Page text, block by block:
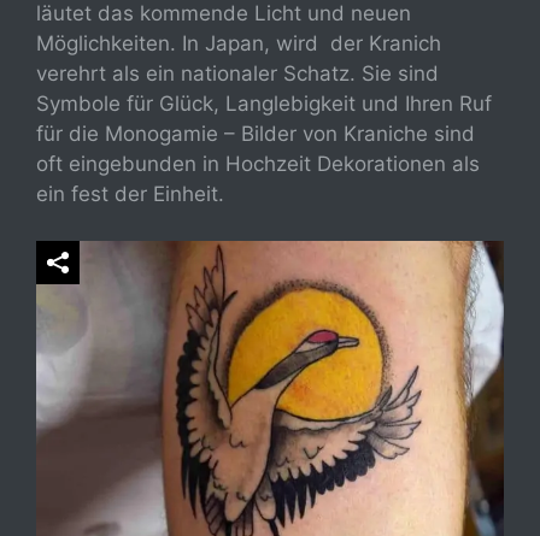
läutet das kommende Licht und neuen
Möglichkeiten. In Japan, wird der Kranich
verehrt als ein nationaler Schatz. Sie sind
Symbole für Glück, Langlebigkeit und Ihren Ruf
für die Monogamie – Bilder von Kraniche sind
oft eingebunden in Hochzeit Dekorationen als
ein fest der Einheit.